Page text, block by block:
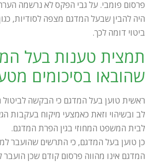
פרסום פומבי. על גבי הפקס לא נרשמה
היה להבין שבעל המדגם מצפה לסודיות,
ביטוי דומה לכך.
תמצית טענות בעל
שהובאו בסיכומים
ראשית טוען בעל המדגם כי הבקשה לביטול
לב ובשיהוי וזאת כאמצעי מיקוח בעקבות
לבית המשפט המחוזי בגין הפרת המדגם.
כן טוען בעל המדגם, כי התרשים שהועבר
המדגם אינו מהווה פרסום קודם שכן הועבר